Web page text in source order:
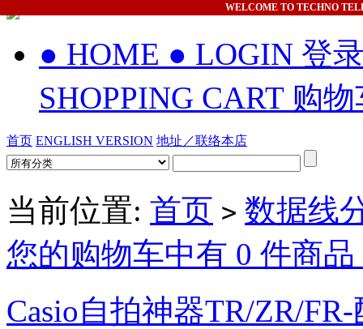
WELCOME TO TECHNO
● HOME ● LOGIN 登
SHOPPING CART 购
首页 ENGLISH VERSION 地址／联络本店
当前位置: 首页 > 数据线
您的购物车中有 0 件商
Casio自拍神器TR/ZR/